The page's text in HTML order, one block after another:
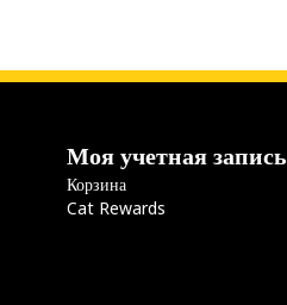
Моя учетная запись
Корзина
Cat Rewards